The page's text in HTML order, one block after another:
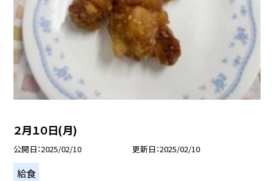
２月１０日(月)
公開日 2025/02/10 更新日 2025/02/10
給食